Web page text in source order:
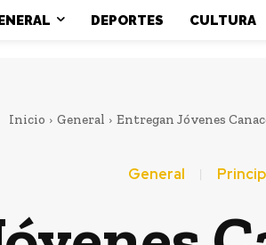
DEPORTES CULTURA
Inicio General Entregan Jóvenes
General